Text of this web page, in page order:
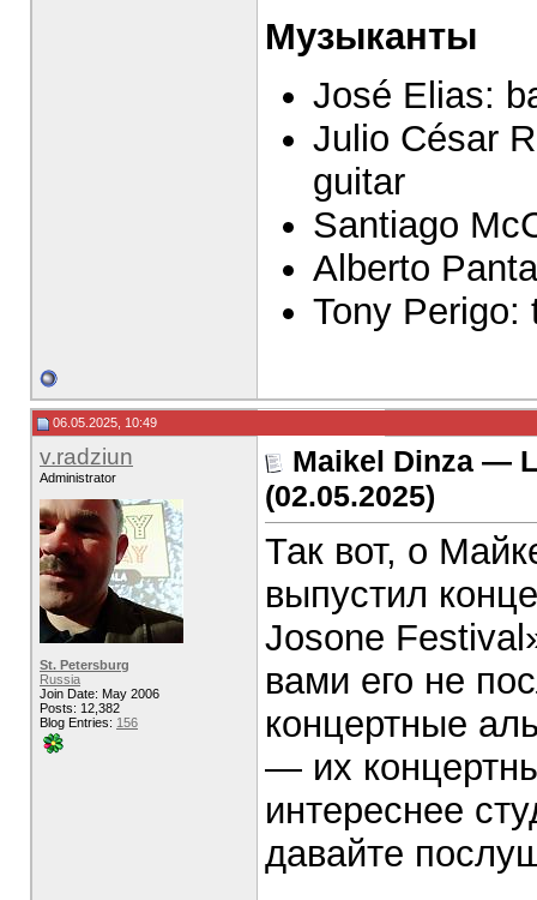
Музыканты
José Elias:
Julio César
guitar
Santiago
Alberto
Tony Perigo:
06.05.2025, 10:49
v.radziun
Administrator
St. Petersburg
Russia
Join Date: May 2006
Posts: 12,382
Blog Entries: 156
Maikel Dinza —
(02.05.2025)
Так вот, о
выпустил
Josone
вами его не
концертные
— их
интереснее
давайте